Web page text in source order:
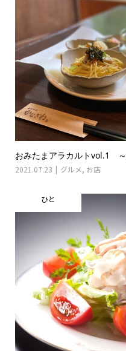
おみたまアラカルトvol.1
2021.07.23 グルメ, お店
ひと